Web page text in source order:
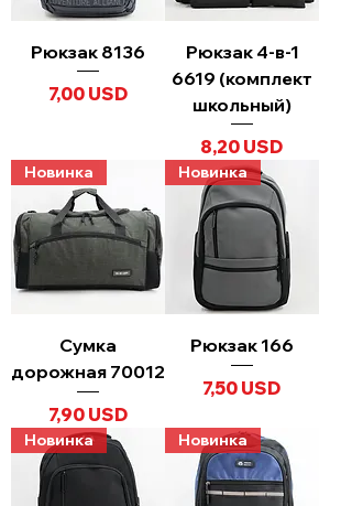
Рюкзак 8136
Ціна
7,00 USD
Рюкзак 4-в-1
6619 (комплект
школьный)
Ціна
8,20 USD
Новинка
Сумка
дорожная 70012
Ціна
7,90 USD
Новинка
Рюкзак 166
Ціна
7,50 USD
Новинка Новинка